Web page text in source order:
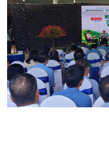
Chính phủ với người dân
Quốc hội với cử tri
Xây dựng đảng
Đảng trong cuộc sống
Nhận diện sự thật
Pháp luật và đời sống